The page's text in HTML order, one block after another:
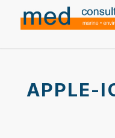
APPLE-